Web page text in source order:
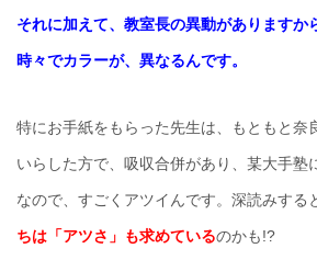
それに加えて、教室長の異動がありますか
時々でカラーが、異なるんです。
特にお手紙をもらった先生は、もともと奈
いらした方で、吸収合併があり、某大手塾
なので、すごくアツイんです。深読みする
ちは「アツさ」も求めているのかも!?